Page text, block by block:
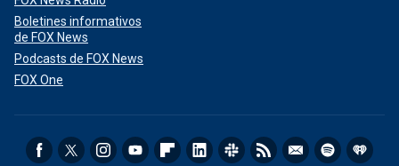
Boletines informativos
de FOX News
Podcasts de FOX News
FOX One